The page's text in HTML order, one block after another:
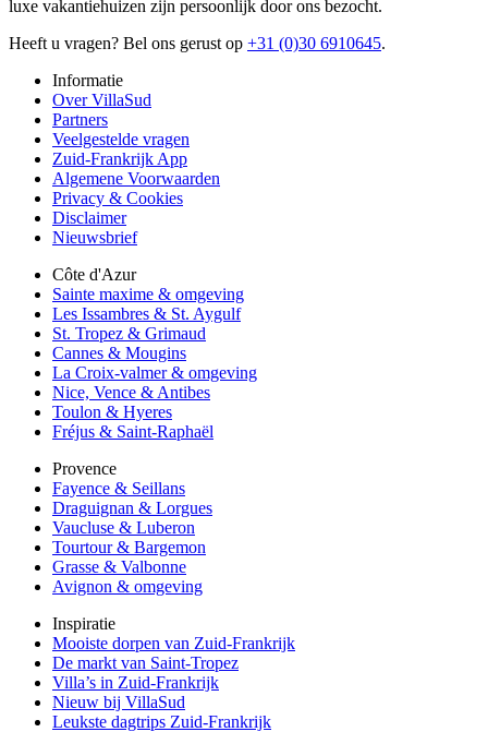
luxe vakantiehuizen zijn persoonlijk door ons bezocht.
Heeft u vragen? Bel ons gerust op +31 (0)30 6910645.
Informatie
Over VillaSud
Partners
Veelgestelde vragen
Zuid-Frankrijk App
Algemene Voorwaarden
Privacy & Cookies
Disclaimer
Nieuwsbrief
Côte d'Azur
Sainte maxime & omgeving
Les Issambres & St. Aygulf
St. Tropez & Grimaud
Cannes & Mougins
La Croix-valmer & omgeving
Nice, Vence & Antibes
Toulon & Hyeres
Fréjus & Saint-Raphaël
Provence
Fayence & Seillans
Draguignan & Lorgues
Vaucluse & Luberon
Tourtour & Bargemon
Grasse & Valbonne
Avignon & omgeving
Inspiratie
Mooiste dorpen van Zuid-Frankrijk
De markt van Saint-Tropez
Villa’s in Zuid-Frankrijk
Nieuw bij VillaSud
Leukste dagtrips Zuid-Frankrijk